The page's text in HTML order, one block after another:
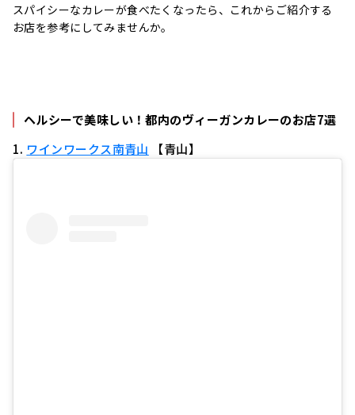
スパイシーなカレーが食べたくなったら、これからご紹介する
お店を参考にしてみませんか。
ヘルシーで美味しい！都内のヴィーガンカレーのお店7選
1. ワインワークス南青山 【青山】